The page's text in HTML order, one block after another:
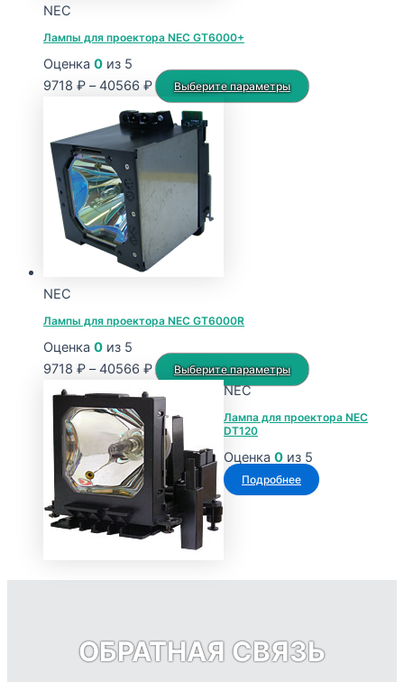
NEC
Лампы для проектора NEC GT6000+
Оценка 0 из 5
9718 ₽ – 40566 ₽Диапазон
цен:
9718 ₽
40566 ₽
Выберите параметры
Этот
NEC
Лампы для проектора NEC GT6000R
Оценка 0 из 5
9718 ₽ – 40566 ₽Диапазон
9718 ₽
40566 ₽
Выберите параметры
Этот
имеет
вариаций.
Опции
можно
товара.
NEC
Лампа для проектора NEC
DT120
Оценка 0 из 5
Подробнее
ОБРАТНАЯ СВЯЗЬ